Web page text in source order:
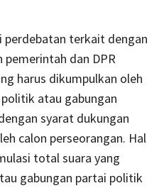
perdebatan terkait dengan
pemerintah dan DPR
harus dikumpulkan oleh
atau gabungan
syarat dukungan
calon perseorangan. Hal
total suara yang
gabungan partai politik